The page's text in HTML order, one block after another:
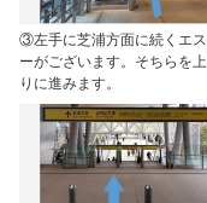
③左手に芝浦方面に続くエ
ーがございます。そちらを
りに進みます。